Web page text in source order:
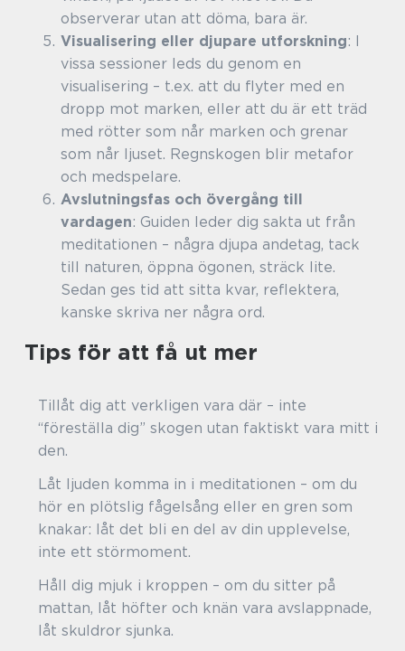
observerar utan att döma, bara är.
Visualisering eller djupare utforskning: I
vissa sessioner leds du genom en
visualisering – t.ex. att du flyter med en
dropp mot marken, eller att du är ett träd
med rötter som når marken och grenar
som når ljuset. Regnskogen blir metafor
och medspelare.
Avslutnings­fas och övergång till
vardagen: Guiden leder dig sakta ut från
meditationen – några djupa andetag, tack
till naturen, öppna ögonen, sträck lite.
Sedan ges tid att sitta kvar, reflektera,
kanske skriva ner några ord.
Tips för att få ut mer
Tillåt dig att verkligen vara där – inte
“föreställa dig” skogen utan faktiskt vara mitt i
den.
Låt ljuden komma in i meditationen – om du
hör en plötslig fågelsång eller en gren som
knakar: låt det bli en del av din upplevelse,
inte ett störmoment.
Håll dig mjuk i kroppen – om du sitter på
mattan, låt höfter och knän vara avslappnade,
låt skuldror sjunka.